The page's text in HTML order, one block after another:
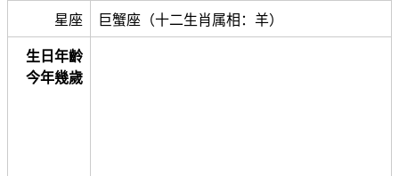
星座 巨蟹座（十二生肖属相：羊）
生日年齡
今年幾歲